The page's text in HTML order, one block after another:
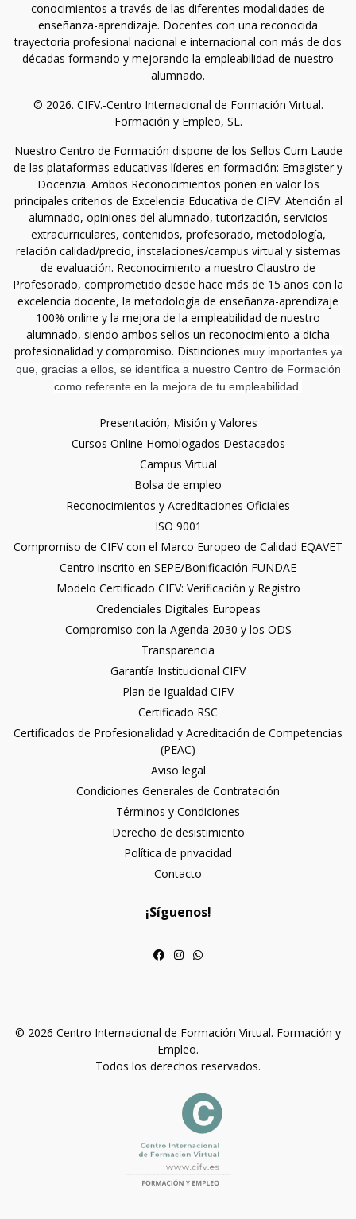
conocimientos a través de las diferentes modalidades de
enseñanza-aprendizaje. Docentes con una reconocida
trayectoria profesional nacional e internacional con más de dos
décadas formando y mejorando la empleabilidad de nuestro
alumnado.
© 2026. CIFV.-Centro Internacional de Formación Virtual.
Formación y Empleo, SL.
Nuestro Centro de Formación dispone de los Sellos Cum Laude
de las plataformas educativas líderes en formación: Emagister y
Docenzia. Ambos Reconocimientos ponen en valor los
principales criterios de Excelencia Educativa de CIFV: Atención al
alumnado, opiniones del alumnado, tutorización, servicios
extracurriculares, contenidos, profesorado, metodología,
relación calidad/precio, instalaciones/campus virtual y sistemas
de evaluación. Reconocimiento a nuestro Claustro de
Profesorado, comprometido desde hace más de 15 años con la
excelencia docente, la metodología de enseñanza-aprendizaje
100% online y la mejora de la empleabilidad de nuestro
alumnado, siendo ambos sellos un reconocimiento a dicha
profesionalidad y compromiso. Distinciones muy importantes ya
que, gracias a ellos, se identifica a nuestro Centro de Formación
como referente en la mejora de tu empleabilidad.
Presentación, Misión y Valores
Cursos Online Homologados Destacados
Campus Virtual
Bolsa de empleo
Reconocimientos y Acreditaciones Oficiales
ISO 9001
Compromiso de CIFV con el Marco Europeo de Calidad EQAVET
Centro inscrito en SEPE/Bonificación FUNDAE
Modelo Certificado CIFV: Verificación y Registro
Credenciales Digitales Europeas
Compromiso con la Agenda 2030 y los ODS
Transparencia
Garantía Institucional CIFV
Plan de Igualdad CIFV
Certificado RSC
Certificados de Profesionalidad y Acreditación de Competencias
(PEAC)
Aviso legal
Condiciones Generales de Contratación
Términos y Condiciones
Derecho de desistimiento
Política de privacidad
Contacto
¡Síguenos!
© 2026 Centro Internacional de Formación Virtual. Formación y
Empleo.
Todos los derechos reservados.